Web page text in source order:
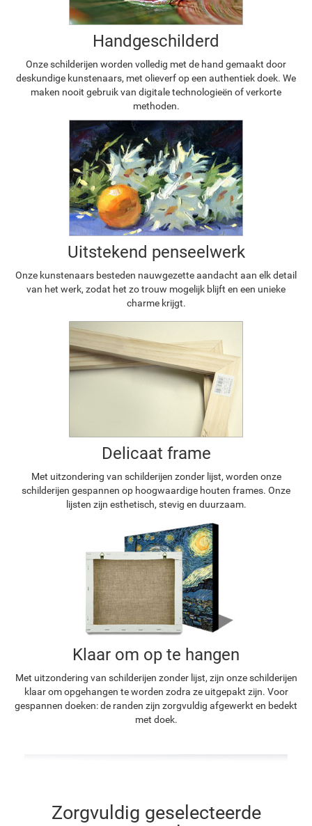
Handgeschilderd
Onze schilderijen worden volledig met de hand gemaakt door
deskundige kunstenaars, met olieverf op een authentiek doek. We
maken nooit gebruik van digitale technologieën of verkorte
methoden.
Uitstekend penseelwerk
Onze kunstenaars besteden nauwgezette aandacht aan elk detail
van het werk, zodat het zo trouw mogelijk blijft en een unieke
charme krijgt.
Delicaat frame
Met uitzondering van schilderijen zonder lijst, worden onze
schilderijen gespannen op hoogwaardige houten frames. Onze
lijsten zijn esthetisch, stevig en duurzaam.
Klaar om op te hangen
Met uitzondering van schilderijen zonder lijst, zijn onze schilderijen
klaar om opgehangen te worden zodra ze uitgepakt zijn. Voor
gespannen doeken: de randen zijn zorgvuldig afgewerkt en bedekt
met doek.
Zorgvuldig geselecteerde